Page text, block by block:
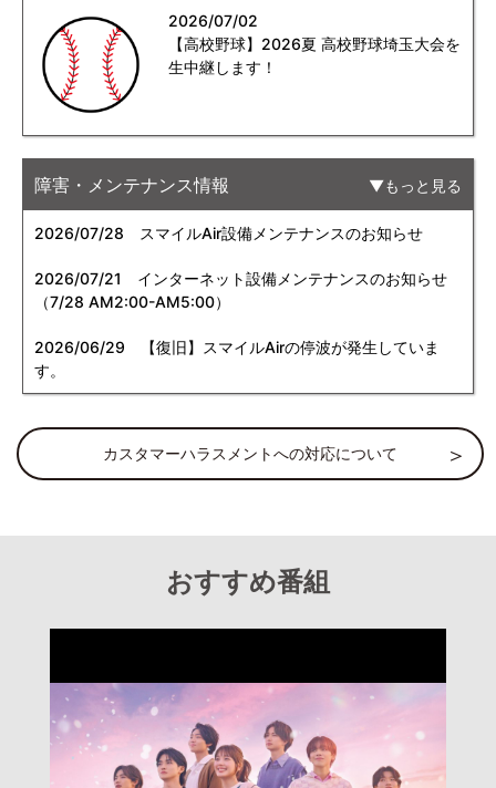
2026/07/02
【高校野球】2026夏 高校野球埼玉大会を
生中継します！
障害・メンテナンス情報 もっと見る
2026/07/28 スマイルAir設備メンテナンスのお知らせ
2026/07/21
インターネット設備メンテナンスのお知らせ
（7/28 AM2:00-AM5:00）
2026/06/29 【復旧】スマイルAirの停波が発生していま
す。
カスタマーハラスメントへの対応について
おすすめ番組